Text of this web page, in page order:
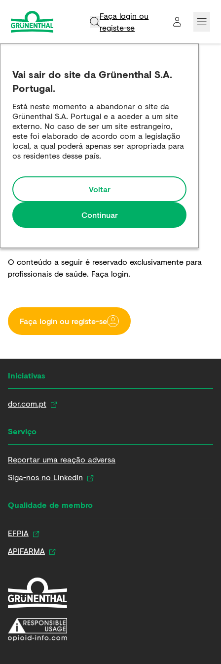
Faça login ou
registe-se​
Inovação e Ciência
Empregos e carreira
Media
Vai sair do site da Grünenthal S.A.
Portugal.
Está neste momento a abandonar o site da
Grünenthal S.A. Portugal e a aceder a um site
externo. No caso de ser um site estrangeiro,
este foi elaborado de acordo com a legislação
local, a qual poderá apenas ser apropriada para
os residentes desse país.
Voltar
Continuar
O conteúdo a seguir é reservado exclusivamente para
profissionais de saúde. Faça login.
Faça login ou registe-se​
Iniciativas
dor.com.pt
Serviço
Reportar uma reação adversa
Siga-nos no LinkedIn
Qualidade de membro
EFPIA
APIFARMA